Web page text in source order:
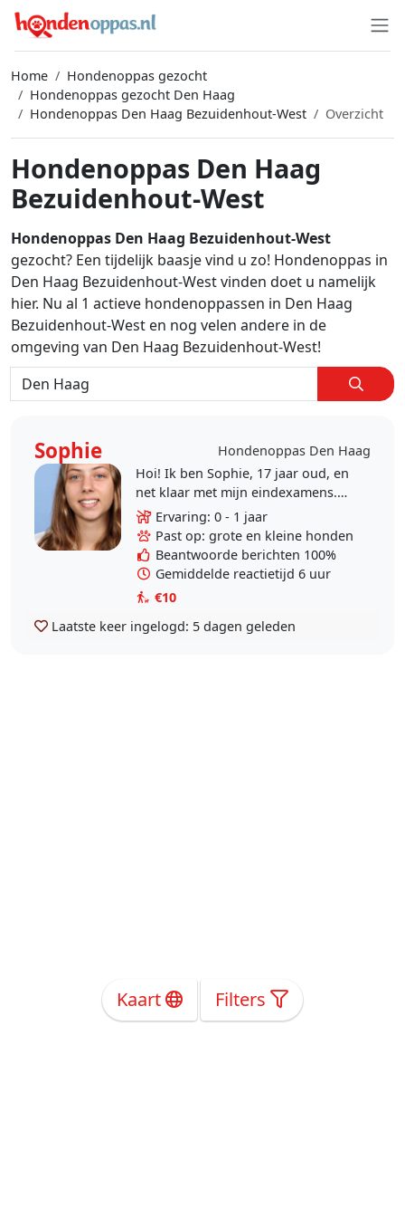
Home
Hondenoppas gezocht
Hondenoppas gezocht Den Haag
Hondenoppas Den Haag Bezuidenhout-West
Overzicht
Hondenoppas Den Haag
Bezuidenhout-West
Hondenoppas Den Haag Bezuidenhout-West
gezocht? Een tijdelijk baasje vind u zo! Hondenoppas in
Den Haag Bezuidenhout-West vinden doet u namelijk
hier. Nu al 1 actieve hondenoppassen in Den Haag
Bezuidenhout-West en nog velen andere in de
omgeving van Den Haag Bezuidenhout-West!
Sophie
Hondenoppas Den Haag
Hoi! Ik ben Sophie, 17 jaar oud, en
net klaar met mijn eindexamens.
Na de zomer hoop ik Psychologie
te gaan studeren aan de
universiteit, dus ik wil..
Ervaring: 0 - 1 jaar
Past op: grote en kleine honden
Beantwoorde berichten 100%
Gemiddelde reactietijd 6 uur
€10
Laatste keer ingelogd: 5 dagen geleden
Kaart Filters